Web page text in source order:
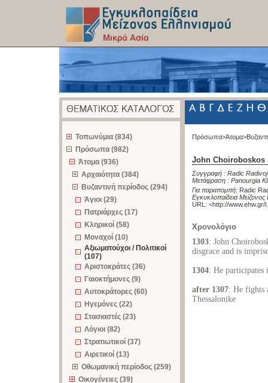
Τοπωνύμια (834)
Πρόσωπα (982)
Άτομα (936)
Αρχαιότητα (384)
Βυζαντινή περίοδος (294)
Άγιοι (29)
Πατριάρχες (17)
Κληρικοί (58)
Μοναχοί (10)
Αξιωματούχοι / Πολιτικοί
(107)
Αριστοκράτες (36)
Γαιοκτήμονες (9)
Αυτοκράτορες (60)
Ηγεμόνες (22)
Στασιαστές (23)
Λόγιοι (82)
Στρατιωτικοί (37)
Αιρετικοί (13)
Οθωμανική περίοδος (259)
Οικογένειες (39)
Πρόσωπα>Άτομα>
John Choiroboskos
Συγγραφή : Radic Radivoj
Μετάφραση : Panourgia
Για παραπομπή: Radic
Εγκυκλοπαίδεια
URL: <http://www.ehw.gr/
Χρονολόγιο
1303: John
disgrace and is
1304: He
after 1307: He fights
Thessalonike